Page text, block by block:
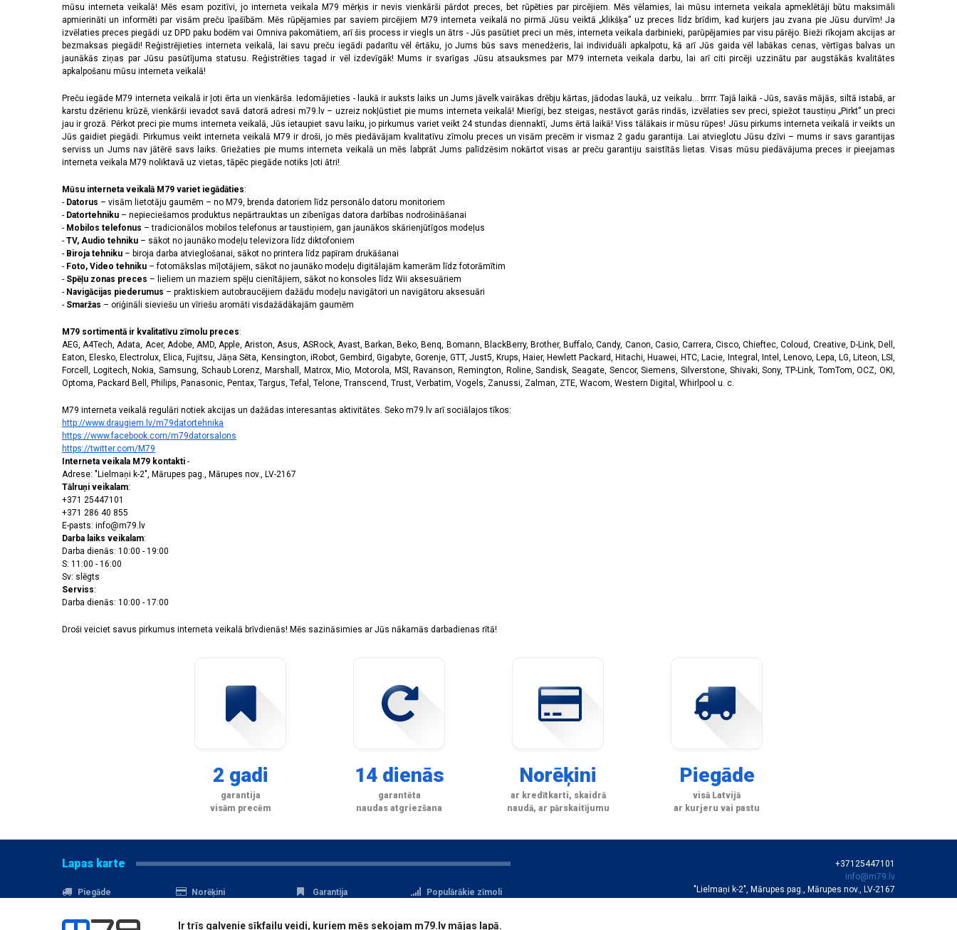
mūsu interneta veikalā! Mēs esam pozitīvi, jo interneta veikala M79 mērķis ir nevis vienkārši pārdot preces, bet rūpēties par pircējiem. Mēs vēlamies, lai mūsu interneta veikala apmeklētāji būtu maksimāli
apmierināti un informēti par visām preču īpašībām. Mēs rūpējamies par saviem pircējiem M79 interneta veikalā no pirmā Jūsu veiktā „klikšķa” uz preces līdz brīdim, kad kurjers jau zvana pie Jūsu durvīm! Ja
izvēlaties preces piegādi uz DPD paku bodēm vai Omniva pakomātiem, arī šis process ir viegls un ātrs - Jūs pasūtiet preci un mēs, interneta veikala darbinieki, parūpējamies par visu pārējo. Bieži rīkojam akcijas ar
bezmaksas piegādi! Reģistrējieties interneta veikalā, lai savu preču iegādi padarītu vēl ērtāku, jo Jums būs savs menedžeris, lai individuāli apkalpotu, kā arī Jūs gaida vēl labākas cenas, vērtīgas balvas un
jaunākās ziņas par Jūsu pasūtījuma statusu. Reģistrēties tagad ir vēl izdevīgāk! Mums ir svarīgas Jūsu atsauksmes par M79 interneta veikala darbu, lai arī citi pircēji uzzinātu par augstākās kvalitātes
apkalpošanu mūsu interneta veikalā!
Preču iegāde M79 interneta veikalā ir ļoti ērta un vienkārša. Iedomājieties - laukā ir auksts laiks un Jums jāvelk vairākas drēbju kārtas, jādodas laukā, uz veikalu... brrrr. Tajā laikā - Jūs, savās mājās, siltā istabā, ar
karstu dzērienu krūzē, vienkārši ievadot savā datorā adresi m79.lv – uzreiz nokļūstiet pie mums interneta veikalā! Mierīgi, bez steigas, nestāvot garās rindās, izvēlaties sev preci, spiežot taustiņu „Pirkt” un preci
jau ir grozā. Pērkot preci pie mums interneta veikalā, Jūs ietaupiet savu laiku, jo pirkumus variet veikt 24 stundas diennaktī, Jums ērtā laikā! Viss tālākais ir mūsu rūpes! Jūsu pirkums interneta veikalā ir veikts un
Jūs gaidiet piegādi. Pirkumus veikt interneta veikalā M79 ir droši, jo mēs piedāvājam kvalitatīvu zīmolu preces un visām precēm ir vismaz 2 gadu garantija. Lai atvieglotu Jūsu dzīvi – mums ir savs garantijas
serviss un Jums nav jātērē savs laiks. Griežaties pie mums interneta veikalā un mēs labprāt Jums palīdzēsim nokārtot visas ar preču garantiju saistītās lietas. Visas mūsu piedāvājuma preces ir pieejamas
interneta veikala M79 noliktavā uz vietas, tāpēc piegāde notiks ļoti ātri!
Mūsu interneta veikalā M79 variet iegādāties:
- Datorus – visām lietotāju gaumēm – no M79, brenda datoriem līdz personālo datoru monitoriem
- Datortehniku – nepieciešamos produktus nepārtrauktas un zibenīgas datora darbības nodrošināšanai
- Mobilos telefonus – tradicionālos mobilos telefonus ar taustiņiem, gan jaunākos skārienjūtīgos modeļus
- TV, Audio tehniku – sākot no jaunāko modeļu televizora līdz diktofoniem
- Biroja tehniku – biroja darba atvieglošanai, sākot no printera līdz papīram drukāšanai
- Foto, Video tehniku – fotomākslas mīļotājiem, sākot no jaunāko modeļu digitālajām kamerām līdz fotorāmītim
- Spēļu zonas preces – lieliem un maziem spēļu cienītājiem, sākot no konsoles līdz Wii aksesuāriem
- Navigācijas piederumus – praktiskiem autobraucējiem dažādu modeļu navigātori un navigātoru aksesuāri
- Smaržas – oriģināli sieviešu un vīriešu aromāti visdažādākajām gaumēm
M79 sortimentā ir kvalitatīvu zīmolu preces:
AEG, A4Tech, Adata, Acer, Adobe, AMD, Apple, Ariston, Asus, ASRock, Avast, Barkan, Beko, Benq, Bomann, BlackBerry, Brother, Buffalo, Candy, Canon, Casio, Carrera, Cisco, Chieftec, Coloud, Creative, D-Link, Dell,
Eaton, Elesko, Electrolux, Elica, Fujitsu, Jāņa Sēta, Kensington, iRobot, Gembird, Gigabyte, Gorenje, GTT, Just5, Krups, Haier, Hewlett Packard, Hitachi, Huawei, HTC, Lacie, Integral, Intel, Lenovo, Lepa, LG, Liteon, LSI,
Forcell, Logitech, Nokia, Samsung, Schaub Lorenz, Marshall, Matrox, Mio, Motorola, MSI, Ravanson, Remington, Roline, Sandisk, Seagate, Sencor, Siemens, Silverstone, Shivaki, Sony, TP-Link, TomTom, OCZ, OKI,
Optoma, Packard Bell, Philips, Panasonic, Pentax, Targus, Tefal, Telone, Transcend, Trust, Verbatim, Vogels, Zanussi, Zalman, ZTE, Wacom, Western Digital, Whirlpool u. c.
M79 interneta veikalā regulāri notiek akcijas un dažādas interesantas aktivitātes. Seko m79.lv arī sociālajos tīkos:
http://www.draugiem.lv/m79datortehnika
https://www.facebook.com/m79datorsalons
https://twitter.com/M79
Interneta veikala M79 kontakti -
Adrese: "Lielmaņi k-2", Mārupes pag., Mārupes nov., LV-2167
Tālruņi veikalam:
+371 25447101
+371 286 40 855
E-pasts: info@m79.lv
Darba laiks veikalam:
Darba dienās: 10:00 - 19:00
S: 11:00 - 16:00
Sv: slēgts
Serviss:
Darba dienās: 10:00 - 17:00
Droši veiciet savus pirkumus interneta veikalā brīvdienās! Mēs sazināsimies ar Jūs nākamās darbadienas rītā!
2 gadi
garantija
visām precēm
14 dienās
garantēta
naudas atgriezšana
Norēķini
ar kredītkarti, skaidrā
naudā, ar pārskaitījumu
Piegāde
visā Latvijā
ar kurjeru vai pastu
Lapas karte
Piegāde
Norēķini
Akcijas
Serviss
Garantija
Populārākie zīmoli
Datu aizsardzība
Reģistrācija
+37125447101
info@m79.lv
"Lielmaņi k-2", Mārupes pag., Mārupes nov., LV-2167
Ir trīs galvenie sīkfailu veidi, kuriem mēs sekojam m79.lv mājas lapā.